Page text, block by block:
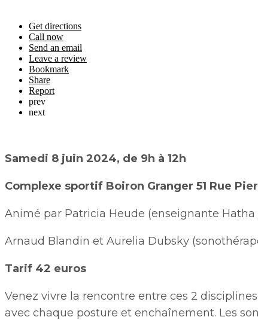
Get directions
Call now
Send an email
Leave a review
Bookmark
Share
Report
prev
next
Samedi 8 juin 2024, de 9h à 12h
Complexe sportif Boiron Granger 51 Rue
Animé par Patricia Heude (enseignante Hatha
Arnaud Blandin et Aurelia Dubsky
Tarif 42 euros
Venez vivre la rencontre entre ces 2
avec chaque posture et enchaînement. Les